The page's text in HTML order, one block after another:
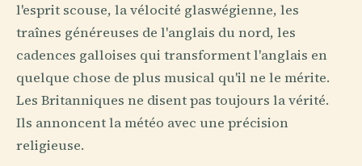
l'esprit scouse, la vélocité glaswégienne, les
traînes généreuses de l'anglais du nord, les
cadences galloises qui transforment l'anglais en
quelque chose de plus musical qu'il ne le mérite.
Les Britanniques ne disent pas toujours la vérité.
Ils annoncent la météo avec une précision
religieuse.